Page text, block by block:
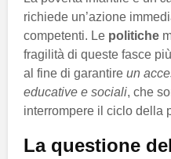
richiede un’azione
competenti. Le politiche
fragilità di queste fasce
al fine di garantire un
educative e sociali, che
interrompere il ciclo della
La questione